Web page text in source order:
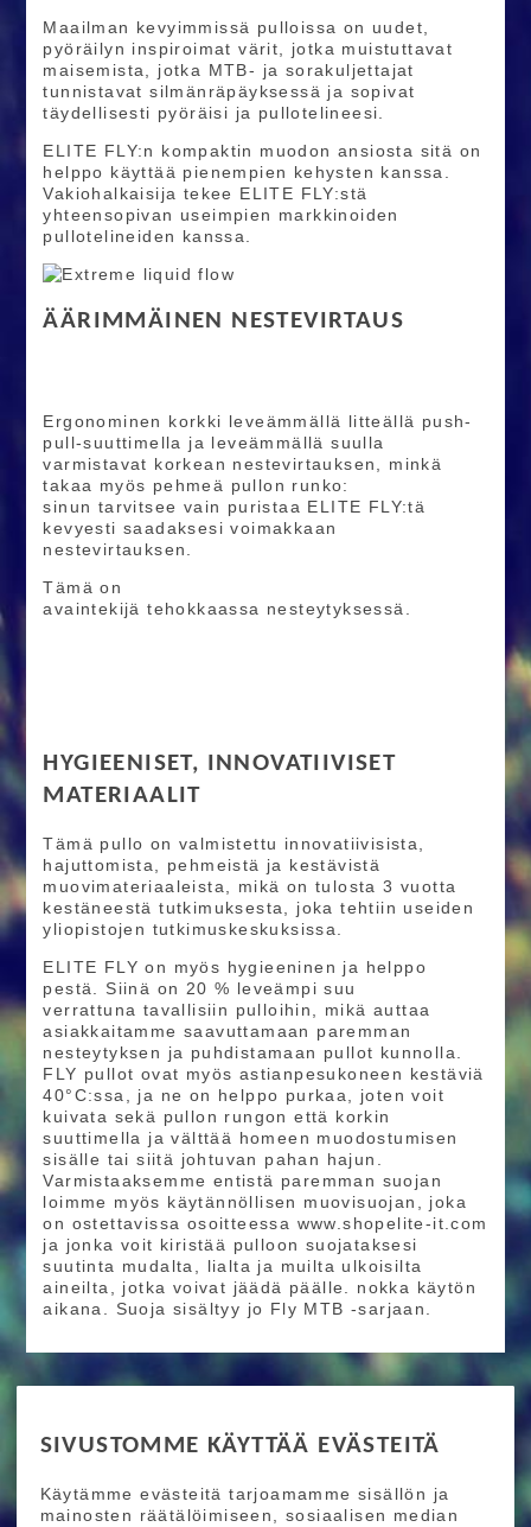
SIVUSTOMME KÄYTTÄÄ EVÄSTEITÄ
Käytämme evästeitä tarjoamamme sisällön ja
mainosten räätälöimiseen, sosiaalisen median
Maailman kevyimmissä pulloissa on uudet,
pyöräilyn inspiroimat värit, jotka muistuttavat
maisemista, jotka MTB- ja sorakuljettajat
tunnistavat silmänräpäyksessä ja sopivat
täydellisesti pyöräisi ja pullotelineesi.
ELITE FLY:n kompaktin muodon ansiosta sitä on
helppo käyttää pienempien kehysten kanssa.
Vakiohalkaisija tekee ELITE FLY:stä
yhteensopivan useimpien markkinoiden
pullotelineiden kanssa.
ÄÄRIMMÄINEN NESTEVIRTAUS
Ergonominen korkki leveämmällä litteällä push-
pull-suuttimella ja leveämmällä suulla
varmistavat korkean nestevirtauksen, minkä
takaa myös pehmeä pullon runko:
sinun tarvitsee vain puristaa ELITE FLY:tä
kevyesti saadaksesi voimakkaan
nestevirtauksen.
Tämä on
avaintekijä tehokkaassa nesteytyksessä.
HYGIEENISET, INNOVATIIVISET
MATERIAALIT
Tämä pullo on valmistettu innovatiivisista,
hajuttomista, pehmeistä ja kestävistä
muovimateriaaleista, mikä on tulosta 3 vuotta
kestäneestä tutkimuksesta, joka tehtiin useiden
yliopistojen tutkimuskeskuksissa.
ELITE FLY on myös hygieeninen ja helppo
pestä. Siinä on 20 % leveämpi suu
verrattuna tavallisiin pulloihin, mikä auttaa
asiakkaitamme saavuttamaan paremman
nesteytyksen ja puhdistamaan pullot kunnolla.
FLY pullot ovat myös astianpesukoneen kestäviä
40°C:ssa, ja ne on helppo purkaa, joten voit
kuivata sekä pullon rungon että korkin
suuttimella ja välttää homeen muodostumisen
sisälle tai siitä johtuvan pahan hajun.
Varmistaaksemme entistä paremman suojan
loimme myös käytännöllisen muovisuojan, joka
on ostettavissa osoitteessa www.shopelite-it.com
ja jonka voit kiristää pulloon suojataksesi
suutinta mudalta, lialta ja muilta ulkoisilta
aineilta, jotka voivat jäädä päälle. nokka käytön
aikana. Suoja sisältyy jo Fly MTB -sarjaan.
Ride More – Pyöräkauppa ja pyörähuolto